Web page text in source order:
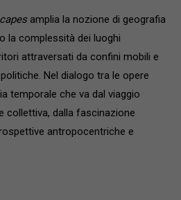
amplia la nozione di geografia
la complessità dei luoghi
attraversati da confini mobili e
Nel dialogo tra le opere
temporale che va dal viaggio
collettiva, dalla fascinazione
antropocentriche e